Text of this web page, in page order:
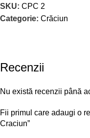
SKU: CPC 2
Categorie: Crăciun
Recenzii
Nu există recenzii până
Fii primul care adaugi o
Craciun”